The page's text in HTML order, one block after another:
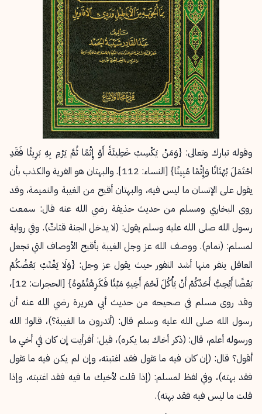
وقوله تبارك وتعالى: {وَمَنْ يَكْسِبْ خَطِيئَةً أَوْ إِثْمًا ثُمَّ يَرْمِ بِهِ بَرِيئًا فَقَدِ
احْتَمَلَ بُهْتَانًا وَإِثْمًا مُبِينًا} [النساء: 112]. والبهتان هو الفرية والكذب بأن
يقول على الإنسان ما ليس فيه، والبهتان أقبح من الغيبة والنميمة، وقد
روى البخاري ومسلم من حديث حذيفة رضي الله عنه قال: سمعت
رسول الله صلى الله عليه وسلم يقول: (لا يدخل الجنة قتاتٌ). وفي رواية
لمسلم: (نمام). ووصف الله عز وجل الغيبة بأقبح الأوصاف التي تجعل
العاقل ينفر منها أشد النفور حيث يقول عز وجل: {وَلَا يَغْتَبْ بَعْضُكُمْ
بَعْضًا أَيُحِبُّ أَحَدُكُمْ أَنْ يَأْكُلَ لَحْمَ أَخِيهِ مَيْتًا فَكَرِهْتُمُوهُ} [الحجرات: 12]،
وقد روى مسلم في صحيحه من حديث أبي هريرة رضي الله عنه أن
رسول الله صلى الله عليه وسلم قال: (أتدرون ما الغيبة؟)، قالوا: الله
ورسوله أعلم، قال: (ذكر أخاك بما يكره)، قيل: أفرأيت إن كان في أخي ما
أقول؟ قال: (إن كان فيه ما تقول فقد اغتبته، وإن لم يكن فيه ما تقول
فقد بهته)، وفي لفظ لمسلم: (إذا قلت لأخيك ما فيه فقد اغتبته، وإذا
قلت ما ليس فيه فقد بهته).